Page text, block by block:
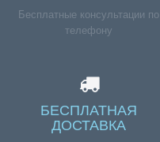
Бесплатные консультации по
телефону
БЕСПЛАТНАЯ
ДОСТАВКА